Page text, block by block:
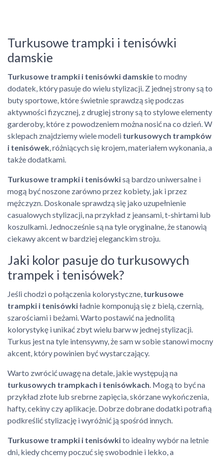
Turkusowe trampki i tenisówki
damskie
Turkusowe trampki i tenisówki damskieto modny
dodatek, który pasuje do wielu stylizacji. Z jednej strony są to
buty sportowe, które świetnie sprawdzą się podczas
aktywności fizycznej, z drugiej strony są to stylowe elementy
garderoby, które z powodzeniem można nosić na co dzień. W
sklepach znajdziemy wiele modeli turkusowych trampków
i tenisówek, różniących się krojem, materiałem wykonania, a
także dodatkami.
Turkusowe trampki i tenisówkisą bardzo uniwersalne i
mogą być noszone zarówno przez kobiety, jak i przez
mężczyzn. Doskonale sprawdzą się jako uzupełnienie
casualowych stylizacji, na przykład z jeansami, t-shirtami lub
koszulkami. Jednocześnie są na tyle oryginalne, że stanowią
ciekawy akcent w bardziej eleganckim stroju.
Jaki kolor pasuje do turkusowych
trampek i tenisówek?
Jeśli chodzi o połączenia kolorystyczne, turkusowe
trampki i tenisówkiładnie komponują się z bielą, czernią,
szarościami i beżami. Warto postawić na jednolitą
kolorystykę i unikać zbyt wielu barw w jednej stylizacji.
Turkus jest na tyle intensywny, że sam w sobie stanowi mocny
akcent, który powinien być wystarczający.
Warto zwrócić uwagę na detale, jakie występują na
turkusowych trampkach i tenisówkach. Mogą to być na
przykład złote lub srebrne zapięcia, skórzane wykończenia,
hafty, cekiny czy aplikacje. Dobrze dobrane dodatki potrafią
podkreślić stylizację i wyróżnić ją spośród innych.
Turkusowe trampki i tenisówkito idealny wybór na letnie
dni, kiedy chcemy poczuć się swobodnie i lekko, a